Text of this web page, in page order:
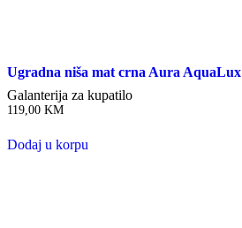
Ugradna niša mat crna Aura AquaLux
Galanterija za kupatilo
119,00 KM
Dodaj u korpu